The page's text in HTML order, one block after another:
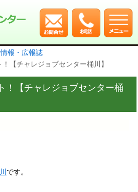
報・広報誌
【チャレジョブセンター桶川】
！【チャレジョブセンター桶
です。